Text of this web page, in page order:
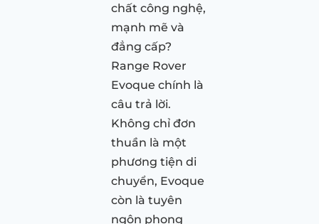
chất công nghệ,
mạnh mẽ và
đẳng cấp?
Range Rover
Evoque chính là
câu trả lời.
Không chỉ đơn
thuần là một
phương tiện di
chuyển, Evoque
còn là tuyên
ngôn phong